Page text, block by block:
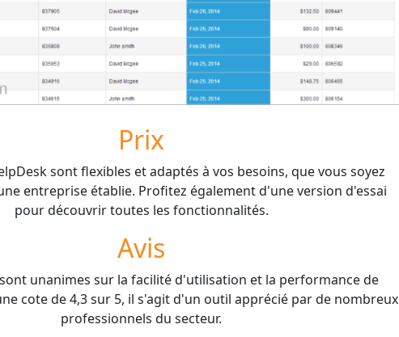
Prix
sont flexibles et adaptés à vos besoins, que vous soyez
entreprise établie. Profitez également d'une version d'essai
pour découvrir toutes les fonctionnalités.
Avis
unanimes sur la facilité d'utilisation et la performance de
cote de 4,3 sur 5, il s'agit d'un outil apprécié par de nombreux
professionnels du secteur.